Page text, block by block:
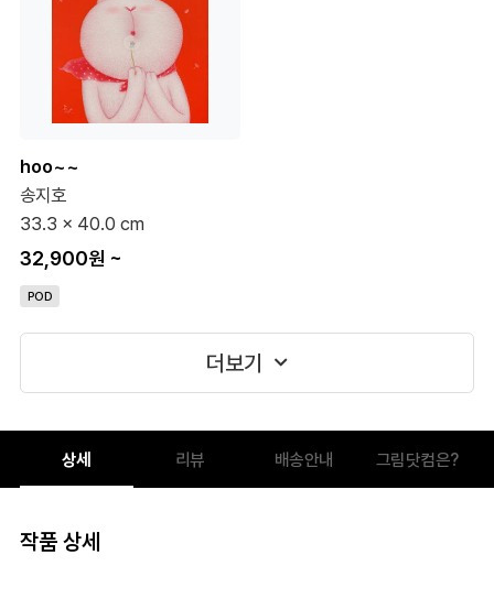
hoo~~
송지호
33.3 x 40.0 cm
32,900원 ~
POD
더보기
상세 리뷰 배송안내 그림닷컴은?
작품 상세